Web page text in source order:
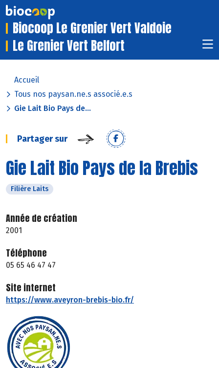
Biocoop Le Grenier Vert Valdoie
Le Grenier Vert Belfort
Accueil
Tous nos paysan.ne.s associé.e.s
Gie Lait Bio Pays de...
Partager sur
Gie Lait Bio Pays de la Brebis
Filière Laits
Année de création
2001
Téléphone
05 65 46 47 47
Site internet
https://www.aveyron-brebis-bio.fr/